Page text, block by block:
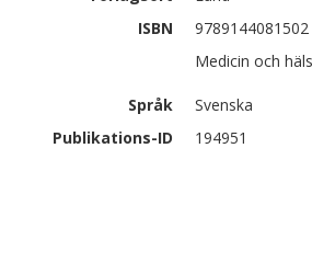
ISBN
9789144081502
Medicin och
Språk
Svenska
Publikations-ID
194951